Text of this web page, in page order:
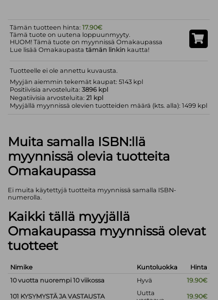
Tämän tuotteen hinta:17.90€
Tämä tuote on uutena loppuunmyyty.
HUOM! Tämä tuote on myynnissä Omakaupassa
Lue lisää Omakaupastatämän linkin kautta!
Tuotteelle ei ole annettu kuvausta.
Myyjän aiemmin tekemät kaupat: 5143 kpl
Positiivisia arvosteluita:3896 kpl
Negatiivisia arvosteluita:21 kpl
Myyjällä myynnissä olevien tuotteiden määrä (kts. alla): 1499 kpl
Muita samalla ISBN:llä
myynnissä olevia tuotteita
Omakaupassa
Ei muita käytettyjä tuotteita myynnissä samalla ISBN-
numerolla.
Kaikki tällä myyjällä
Omakaupassa myynnissä olevat
tuotteet
Nimike Kuntoluokka
Hinta
10 vuotta nuorempi 10 viikossa
Hyvä 19.90€
101 KYSYMYSTÄ JA VASTAUSTA
Uutta
19.90€